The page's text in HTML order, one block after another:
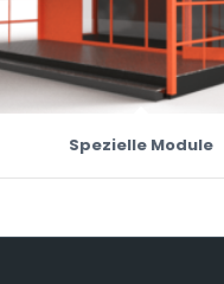
Spezielle Module